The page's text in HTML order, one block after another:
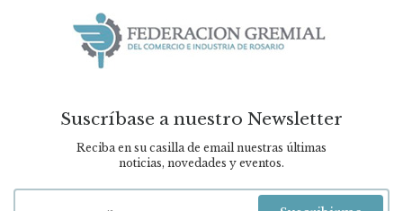
Suscríbase a nuestro Newsletter
Reciba en su casilla de email nuestras últimas
noticias, novedades y eventos.